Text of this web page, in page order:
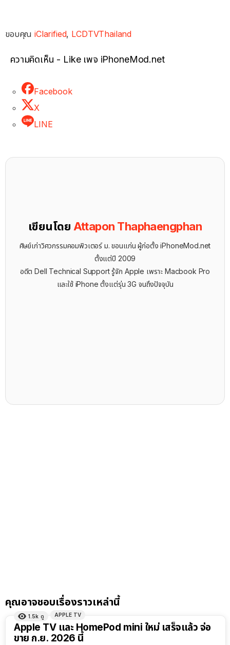
ขอบคุณiClarified, LCDTVThailand
ความคิดเห็น - Like เพจ iPhoneMod.net
Facebook
X
LINE
เขียนโดย Attapon Thaphaengphan
ศิษย์เก่าวิศวกรรมคอมพิวเตอร์ ม. ขอนแก่น ผู้ก่อตั้ง iPhoneMod.net
ตั้งแต่ปี 2009
อดีต Dell Technical Support รู้จัก ​Apple เพราะ Macbook Pro
และใช้ iPhone ตั้งแต่รุ่น 3G จนถึงปัจจุบัน
คุณอาจชอบเรื่องราวเหล่านี้
1.5k ดู APPLE TV
Apple TV และ HomePod mini ใหม่ เสร็จแล้ว จ่อ
ขาย ก.ย. 2026 นี้